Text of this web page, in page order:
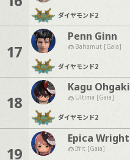
ダイヤモンド2
17
Penn Ginn
Bahamut [Gaia]
ダイヤモンド2
18
Kagu Ohgaki
Ultima [Gaia]
ダイヤモンド2
19
Epica Wright
Ifrit [Gaia]